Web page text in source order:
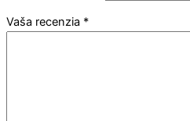
Vaša recenzia *